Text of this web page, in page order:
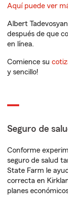
Aquí puede ver
Albert
después de que
en línea.
Comience su
y sencillo!
Seguro de
Conforme
seguro de salud
State Farm le
correcta en
planes